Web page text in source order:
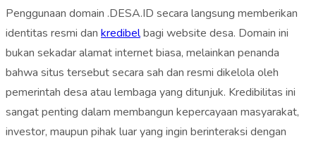
Penggunaan domain .DESA.ID secara langsung memberikan
identitas resmi dan kredibelbagi website desa. Domain ini
bukan sekadar alamat internet biasa, melainkan penanda
bahwa situs tersebut secara sah dan resmi dikelola oleh
pemerintah desa atau lembaga yang ditunjuk. Kredibilitas ini
sangat penting dalam membangun kepercayaan masyarakat,
investor, maupun pihak luar yang ingin berinteraksi dengan